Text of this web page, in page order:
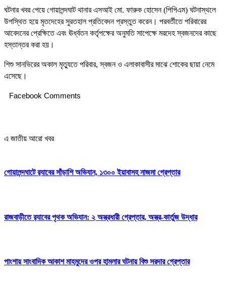
ঘটনার খবর পেয়ে গোয়ালন্দঘাট থানার এসআই মো. ফারুক হোসেন (পিপিএম) ঘটনাস্থলে
উপস্থিত হয়ে মৃতদেহের সুরতহাল প্রতিবেদন প্রস্তুত করেন। পরবর্তীতে পরিবারের
আবেদনের প্রেক্ষিতে এবং ঊর্ধ্বতন কর্তৃপক্ষের অনুমতি সাপেক্ষে মরদেহ স্বজনদের কাছে
হস্তান্তর করা হয়।
শিশু সানভিরের অকাল মৃত্যুতে পরিবার, স্বজন ও এলাকাবাসীর মাঝে শোকের ছায়া নেমে
এসেছে।
Facebook Comments
এ জাতীয় আরো খবর
গোয়ালন্দঘাটে র‌্যাবের সাঁড়াশি অভিযান, ১৩০০ ইয়াবাসহ নাজমা গ্রেপ্তার
রাজবাড়ীতে র‌্যাবের পৃথক অভিযান: ২ অস্ত্রধারী গ্রেপ্তার, অস্ত্র-কার্তুজ উদ্ধার
পাংশায় সাংবাদিক আকাশ মাহমুদের ওপর হামলার ঘটনায় বিশু সরদার গ্রেপ্তার